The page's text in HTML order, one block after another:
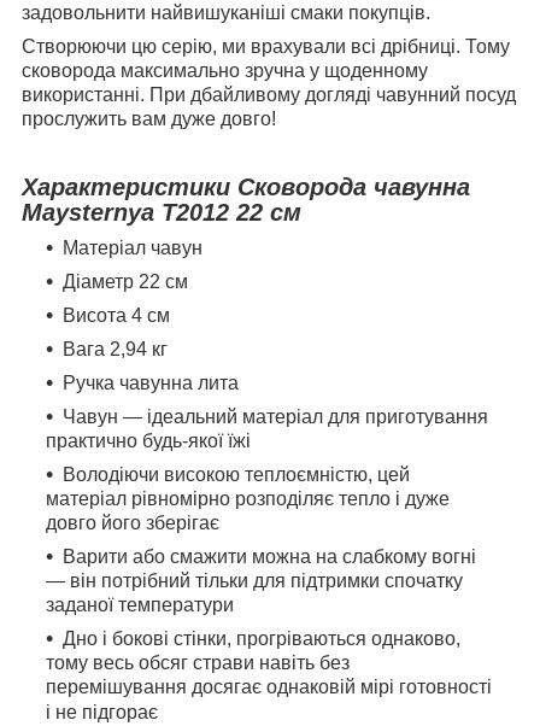
задовольнити найвишуканіші смаки покупців.
Створюючи цю серію, ми врахували всі дрібниці. Тому
сковорода максимально зручна у щоденному
використанні. При дбайливому догляді чавунний посуд
прослужить вам дуже довго!
Характеристики Сковорода чавунна
Maysternya T2012 22 см
Матеріал чавун
Діаметр 22 см
Висота 4 см
Вага 2,94 кг
Ручка чавунна лита
Чавун — ідеальний матеріал для приготування
практично будь-якої їжі
Володіючи високою теплоємністю, цей
матеріал рівномірно розподіляє тепло і дуже
довго його зберігає
Варити або смажити можна на слабкому вогні
— він потрібний тільки для підтримки спочатку
заданої температури
Дно і бокові стінки, прогріваються однаково,
тому весь обсяг страви навіть без
перемішування досягає однаковій мірі готовності
і не підгорає